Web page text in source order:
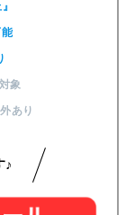
象
あり
♪